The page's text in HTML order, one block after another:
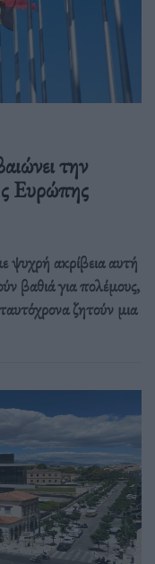
την
Ευρώπης
ψυχρή ακρίβεια αυτή
βαθιά για πολέμους,
ζητούν μια